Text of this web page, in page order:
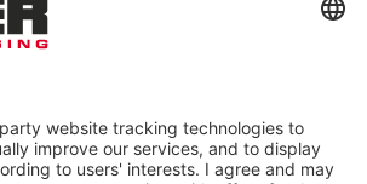
info@auer-packaging.com